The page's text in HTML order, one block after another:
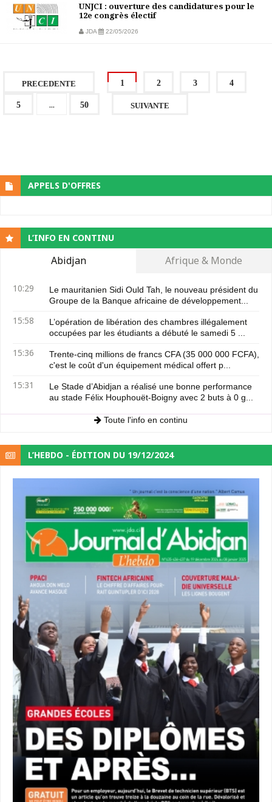
UNJCI : ouverture des candidatures pour le
12e congrès électif
JDA 22/05/2026
PRECEDENTE 1 2 3 4
5 ... 50 SUIVANTE
APPELS D'OFFRES
L’INFO EN CONTINU
Abidjan Afrique & Monde
10:29
Le mauritanien Sidi Ould Tah, le nouveau président du
Groupe de la Banque africaine de développement...
15:58
L’opération de libération des chambres illégalement
occupées par les étudiants a débuté le samedi 5 ...
15:36
Trente-cinq millions de francs CFA (35 000 000 FCFA),
c'est le coût d'un équipement médical offert p...
15:31
Le Stade d’Abidjan a réalisé une bonne performance
au stade Félix Houphouët-Boigny avec 2 buts à 0 g...
Toute l'info en continu
L’HEBDO - ÉDITION DU 19/12/2024